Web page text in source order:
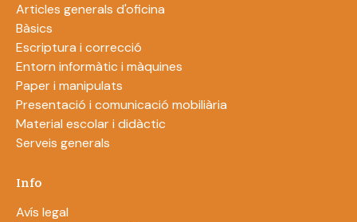
Articles generals d'oficina
Bàsics
Escriptura i correcció
Entorn informàtic i màquines
Paper i manipulats
Presentació i comunicació mobiliària
Material escolar i didàctic
Serveis generals
Info
Avís legal